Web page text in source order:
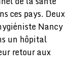
ces pays. Deux
Nancy
un hôpital
retour aux